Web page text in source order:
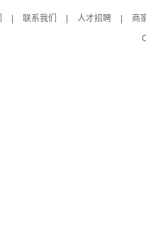
联系我们 人才招聘 商